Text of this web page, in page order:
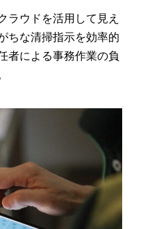
ラウドを活用して見え
ちな清掃指示を効率的
者による事務作業の負